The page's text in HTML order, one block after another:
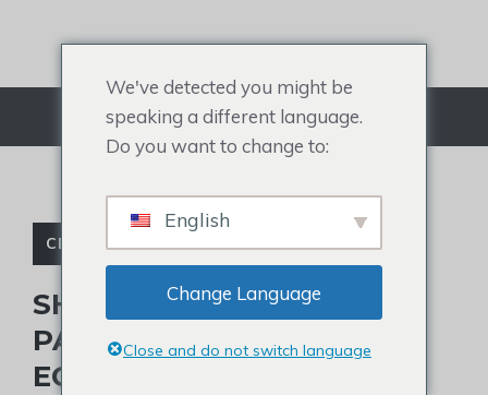
Menü
CELEBRITY TOUPEE
SHERRI SHEPHERD'S
PARÓKÁK VÁSÁRLÁSI ÉS
EGYEDI ÚTMUTATÓ
We've detected you might be
speaking a different language.
Do you want to change to:
English
Change Language
Close and do not switch language